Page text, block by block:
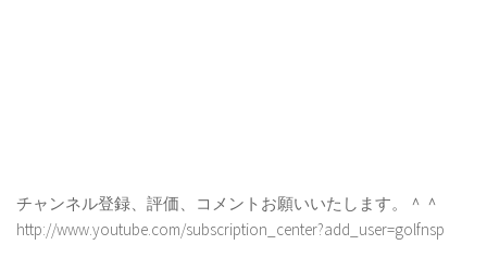
チャンネル登録、評価、コメントお願いいたします。＾＾
http://www.youtube.com/subscription_center?add_user=golfnsp